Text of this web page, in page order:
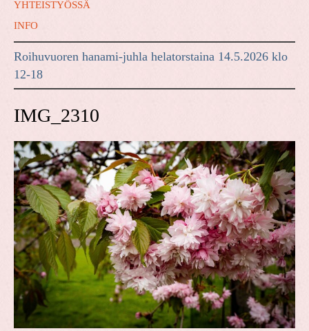
YHTEISTYÖSSÄ
INFO
Roihuvuoren hanami-juhla helatorstaina 14.5.2026 klo
12-18
IMG_2310